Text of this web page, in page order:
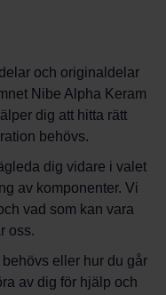
och originaldelar
Nibe Alpha Keram
dig att hitta rätt
behövs.
dig vidare i valet
av komponenter. Vi
vad som kan vara
oss.
eller hur du går
av dig för hjälp och